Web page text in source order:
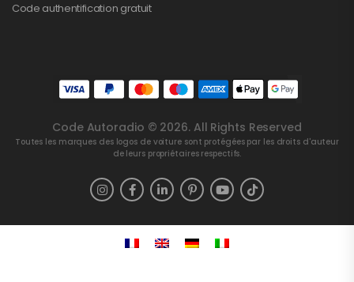
Code authentification gratuit
Code Autoradio © 2026. All Rights Reserved
Toutes les marques des logos de voiture sont protégées par les droits d'auteur
de leurs propriétaires respectifs.